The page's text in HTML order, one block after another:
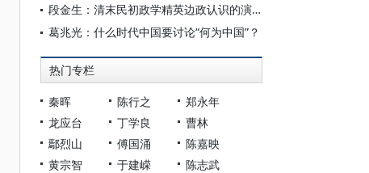
段金生：清末民初政学精英边政认识的演变
葛兆光：什么时代中国要讨论“何为中国”？
热门专栏
秦晖 陈行之
郑永年
龙应台
丁学良
曹林
鄢烈山
傅国涌
陈嘉映
黄宗智
于建嵘
陈志武